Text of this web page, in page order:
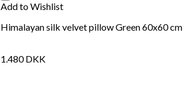
Add to Wishlist
Himalayan silk velvet pillow Green 60x60 cm
1.480DKK